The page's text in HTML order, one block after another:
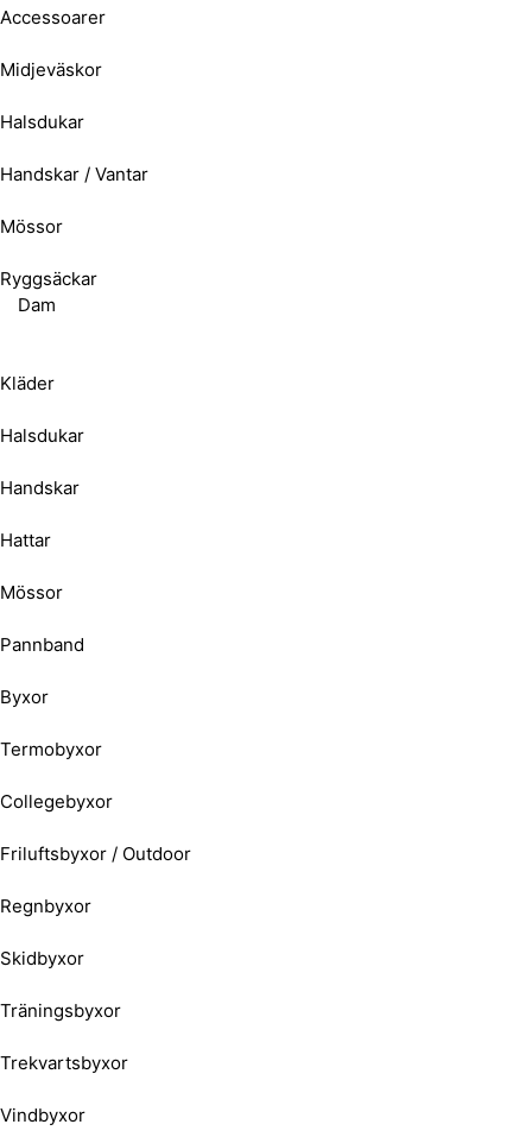
Accessoarer
Midjeväskor
Halsdukar
Handskar / Vantar
Mössor
Ryggsäckar
Dam
Kläder
Halsdukar
Handskar
Hattar
Mössor
Pannband
Byxor
Termobyxor
Collegebyxor
Friluftsbyxor / Outdoor
Regnbyxor
Skidbyxor
Träningsbyxor
Trekvartsbyxor
Vindbyxor